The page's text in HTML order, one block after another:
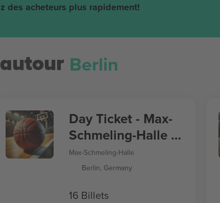
des acheteurs plus rapidement!
Berlin
Day Ticket - Max-
Schmeling-Halle -
Women’s
Basketball World
Max-Schmeling-Halle
Berlin, Germany
16 Billets